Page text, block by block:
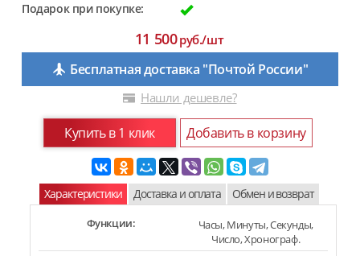
Подарок при покупке:
11 500руб./шт
Бесплатная доставка "Почтой России"
Нашли дешевле?
Купить в 1 клик Добавить в корзину
Характеристики Доставка и оплата Обмен и возврат
Функции:
Часы, Минуты, Секунды,
Число, Хронограф.